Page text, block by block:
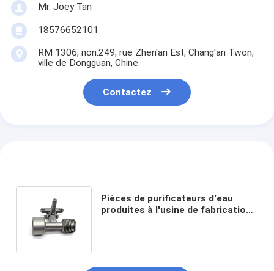
Mr. Joey Tan
18576652101
RM 1306, non.249, rue Zhen'an Est, Chang'an Twon,
ville de Dongguan, Chine.
Contactez
Pièces de purificateurs d'eau
produites à l'usine de fabrication